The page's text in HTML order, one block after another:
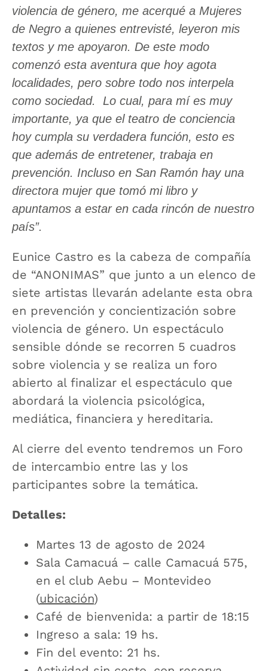
violencia de género, me acerqué a Mujeres
de Negro a quienes entrevisté, leyeron mis
textos y me apoyaron. De este modo
comenzó esta aventura que hoy agota
localidades, pero sobre todo nos interpela
como sociedad. Lo cual, para mí es muy
importante, ya que el teatro de conciencia
hoy cumpla su verdadera función, esto es
que además de entretener, trabaja en
prevención. Incluso en San Ramón hay una
directora mujer que tomó mi libro y
apuntamos a estar en cada rincón de nuestro
país”.
Eunice Castro es la cabeza de compañía
de “ANONIMAS” que junto a un elenco de
siete artistas llevarán adelante esta obra
en prevención y concientización sobre
violencia de género. Un espectáculo
sensible dónde se recorren 5 cuadros
sobre violencia y se realiza un foro
abierto al finalizar el espectáculo que
abordará la violencia psicológica,
mediática, financiera y hereditaria.
Al cierre del evento tendremos un Foro
de intercambio entre las y los
participantes sobre la temática.
Detalles:
Martes 13 de agosto de 2024
Sala Camacuá – calle Camacuá 575,
en el club Aebu – Montevideo
(ubicación)
Café de bienvenida: a partir de 18:15
Ingreso a sala: 19 hs.
Fin del evento: 21 hs.